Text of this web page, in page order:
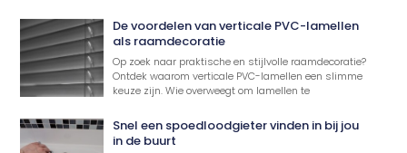
De voordelen van verticale PVC-lamellen
als raamdecoratie
Op zoek naar praktische en stijlvolle raamdecoratie?
Ontdek waarom verticale PVC-lamellen een slimme
keuze zijn. Wie overweegt om lamellen te
Snel een spoedloodgieter vinden in bij jou
in de buurt